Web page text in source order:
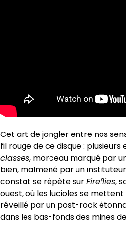
Cet art de jongler entre nos
fil rouge de ce disque :
classes, morceau marqué par
bien, malmené par un
constat se répète surFireflies,
ouest, où les lucioles se mettent
réveillé par un post-rock
dans les bas-fonds des mines